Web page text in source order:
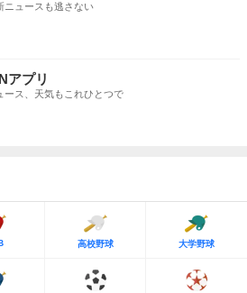
ニュースも逃さない
アプリ
ース、天気もこれひとつで
高校野球 大学野球